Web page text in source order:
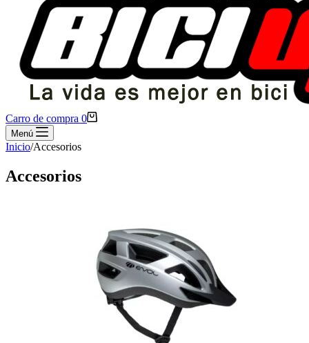
Carro de compra 0
Menú
Inicio/Accesorios
Accesorios